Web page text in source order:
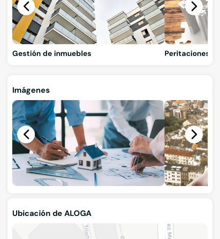
Gestión de inmuebles Peritaciones
Imágenes
Ubicación de ALOGA